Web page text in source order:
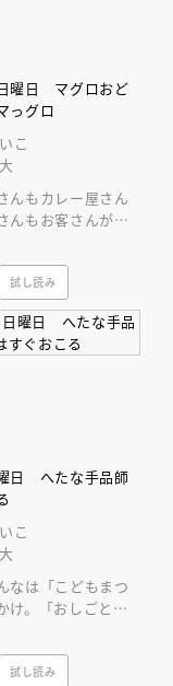
曜日 マグロおど
っグロ
こ
んもカレー屋さん
んもお客さんがこ
盛！ これってど
試し読み
日 へたな手品師
こ
なは「こどもまつ
け。「おしごとた
品師。いったいな
試し読み